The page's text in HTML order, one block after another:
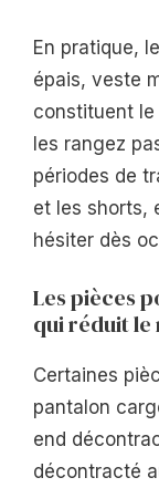
En pratique,
épais, veste
constituent le
les rangez
périodes de
et les shorts,
hésiter dès
Les pièces
qui réduit le
Certaines
pantalon
end
décontracté